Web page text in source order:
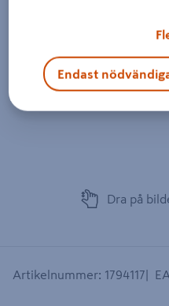
Dra på
Artikelnummer: 1794117
Endast